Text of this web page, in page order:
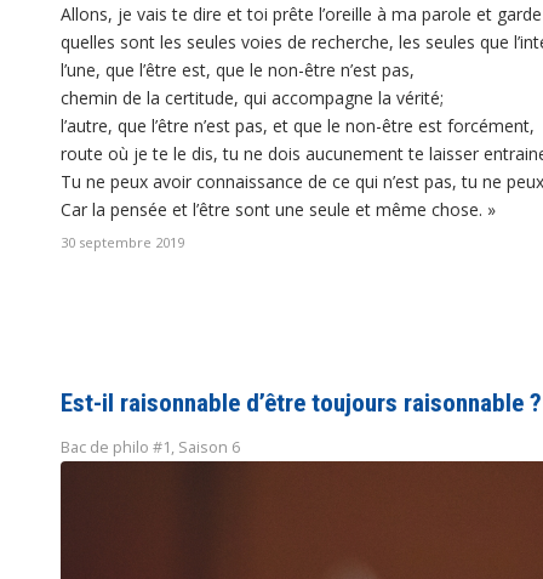
Allons, je vais te dire et toi prête l’oreille à ma parole et
quelles sont les seules voies de recherche, les seules que
l’une, que l’être est, que le non-être n’est pas,
chemin de la certitude, qui accompagne la vérité;
l’autre, que l’être n’est pas, et que le non-être est forcément,
route où je te le dis, tu ne dois aucunement te laisser
Tu ne peux avoir connaissance de ce qui n’est pas, tu ne
Car la pensée et l’être sont une seule et même chose. »
30 septembre 2019
Est-il raisonnable d’être toujours raisonnable ?
Bac de philo #1, Saison 6